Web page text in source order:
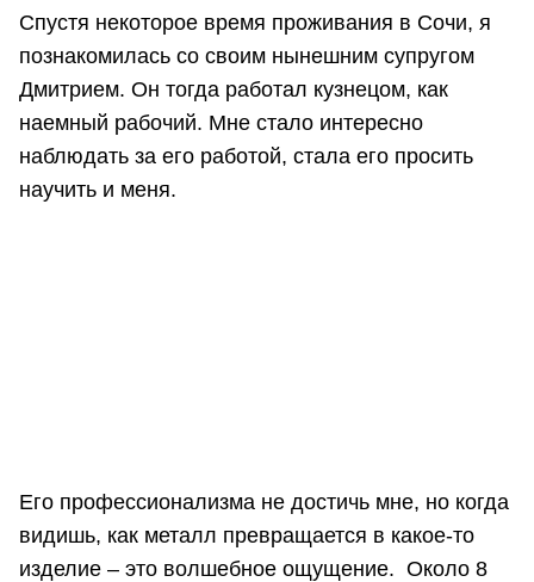
Спустя некоторое время проживания в Сочи, я
познакомилась со своим нынешним супругом
Дмитрием. Он тогда работал кузнецом, как
наемный рабочий. Мне стало интересно
наблюдать за его работой, стала его просить
научить и меня.
Его профессионализма не достичь мне, но когда
видишь, как металл превращается в какое-то
изделие – это волшебное ощущение. Около 8